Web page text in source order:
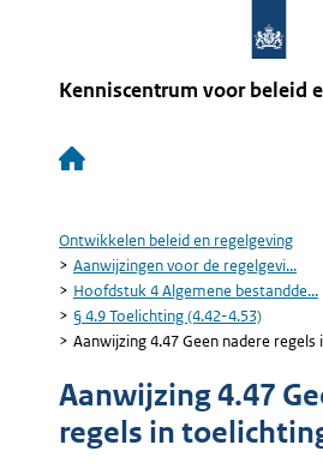
Kenniscentrum voor beleid
Hoofdnavigatie
Kruimelpad
Ontwikkelen beleid en regelgeving
Aanwijzingen voor de regelgevi...
Hoofdstuk 4 Algemene bestandde...
§ 4.9 Toelichting (4.42-4.53)
Aanwijzing 4.47 Geen nadere
Aanwijzing 4.47
regels in